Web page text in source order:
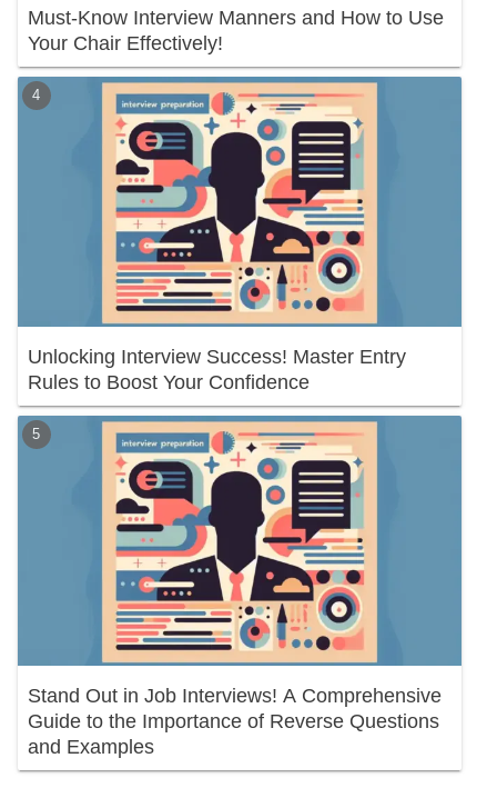
Must-Know Interview Manners and How to Use
Your Chair Effectively!
Unlocking Interview Success! Master Entry
Rules to Boost Your Confidence
Stand Out in Job Interviews! A Comprehensive
Guide to the Importance of Reverse Questions
and Examples